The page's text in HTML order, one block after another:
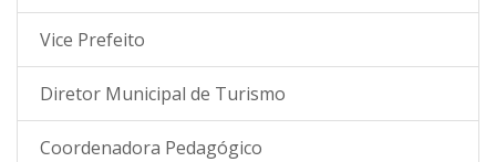
Vice Prefeito
Diretor Municipal de Turismo
Coordenadora Pedagógico